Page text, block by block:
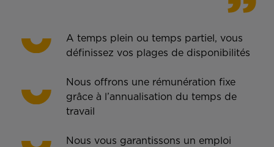
A temps plein ou temps partiel, vous
définissez vos plages de disponibilités
Nous offrons une rémunération fixe
grâce à l’annualisation du temps de
travail
Nous vous garantissons un emploi